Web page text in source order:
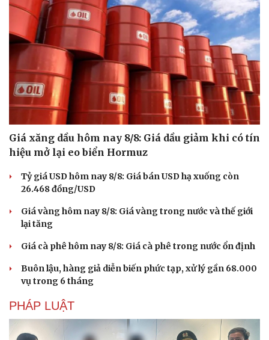
Giá xăng dầu hôm nay 8/8: Giá dầu giảm khi có tín
hiệu mở lại eo biển Hormuz
Tỷ giá USD hôm nay 8/8: Giá bán USD hạ xuống còn
26.468 đồng/USD
Giá vàng hôm nay 8/8: Giá vàng trong nước và thế giới
lại tăng
Giá cà phê hôm nay 8/8: Giá cà phê trong nước ổn định
Buôn lậu, hàng giả diễn biến phức tạp, xử lý gần 68.000
vụ trong 6 tháng
PHÁP LUẬT